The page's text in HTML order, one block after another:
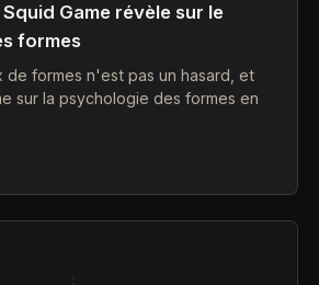
Game révèle sur le
formes
de formes n'est pas un hasard, et
sur la psychologie des formes en